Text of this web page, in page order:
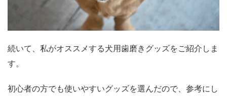
続いて、私がオススメする犬用歯磨きグッズをご紹介しま
す。
初心者の方でも使いやすいグッズを選んだので、参考にし